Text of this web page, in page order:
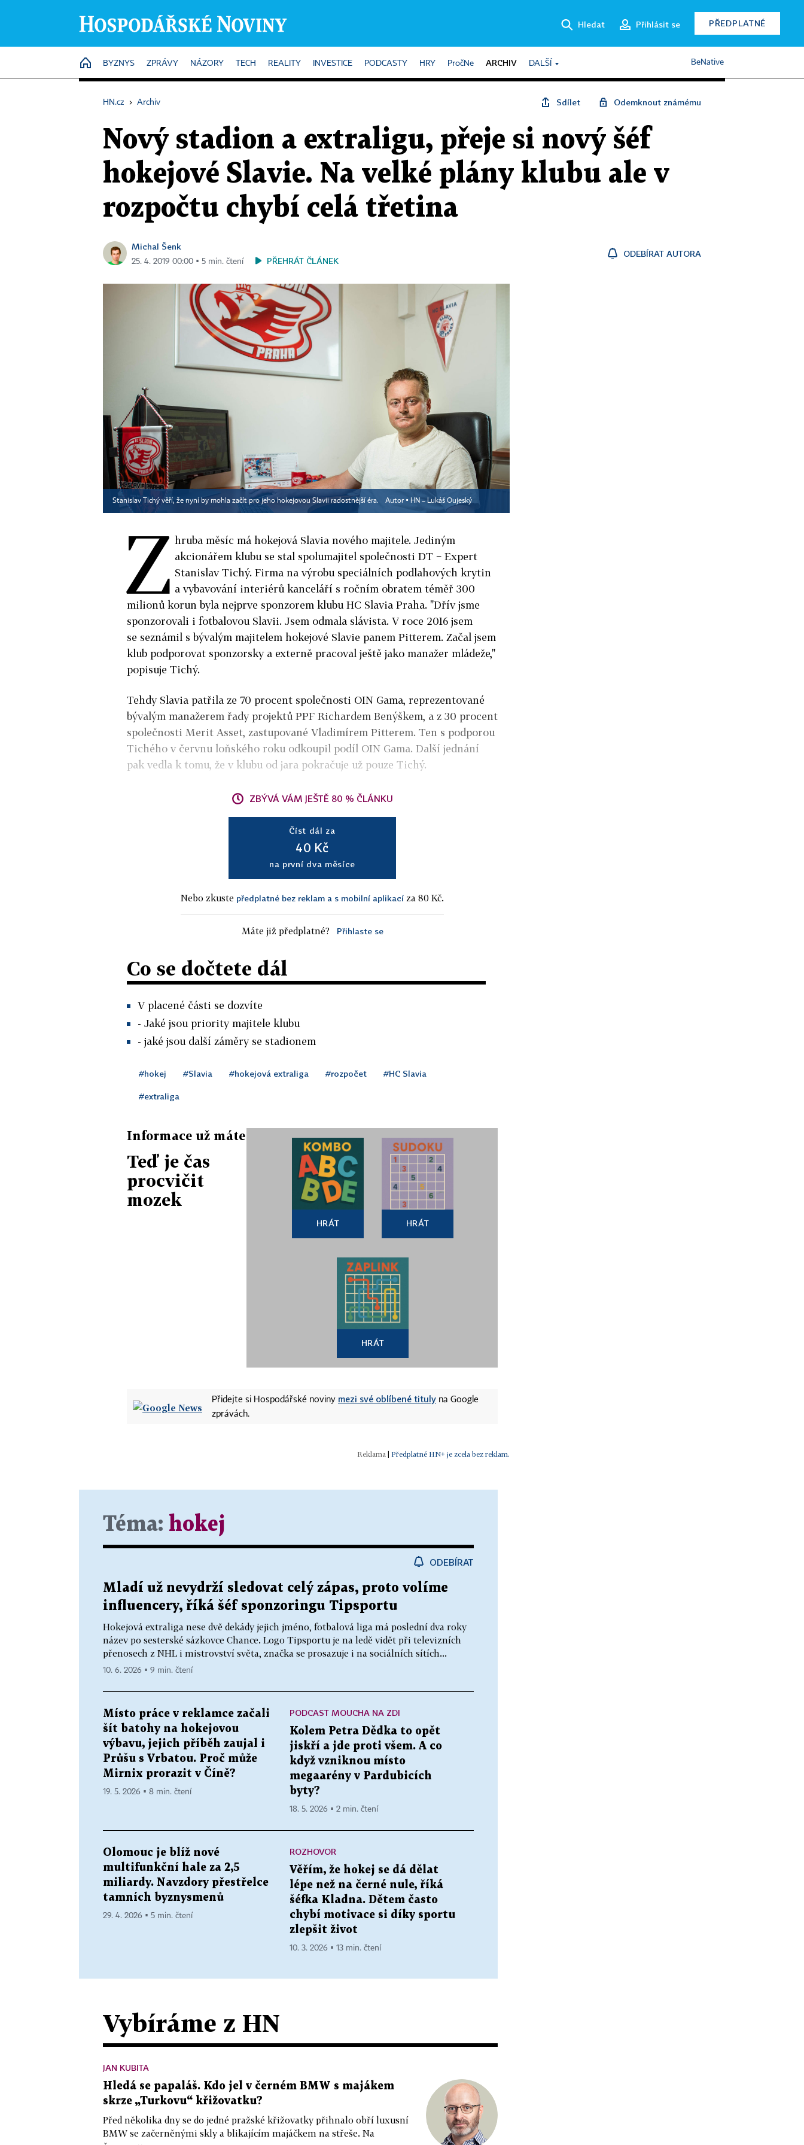
Hledat Přihlásit se PŘEDPLATNÉ
HOME
BYZNYS ZPRÁVY NÁZORY TECH REALITY INVESTICE PODCASTY HRY PročNe ARCHIV DALŠÍ BeNative
HN.cz › Archiv Sdílet Odemknout známému
Nový stadion a extraligu, přeje si nový šéf
hokejové Slavie. Na velké plány klubu ale v
rozpočtu chybí celá třetina
Michal Šenk
25. 4. 2019 00:00 ▪ 5 min. čtení PŘEHRÁT ČLÁNEK
ODEBÍRAT AUTORA
Stanislav Tichý věří, že nyní by mohla začít pro jeho hokejovou Slavii radostnější éra. Autor ▪ HN – Lukáš Oujeský
Z hruba měsíc má hokejová Slavia nového majitele. Jediným
akcionářem klubu se stal spolumajitel společnosti DT − Expert
Stanislav Tichý. Firma na výrobu speciálních podlahových krytin
a vybavování interiérů kanceláří s ročním obratem téměř 300
milionů korun byla nejprve sponzorem klubu HC Slavia Praha. "Dřív jsme
sponzorovali i fotbalovou Slavii. Jsem odmala slávista. V roce 2016 jsem
se seznámil s bývalým majitelem hokejové Slavie panem Pitterem. Začal jsem
klub podporovat sponzorsky a externě pracoval ještě jako manažer mládeže,"
popisuje Tichý.
Tehdy Slavia patřila ze 70 procent společnosti OIN Gama, reprezentované
bývalým manažerem řady projektů PPF Richardem Benýškem, a z 30 procent
společnosti Merit Asset, zastupované Vladimírem Pitterem. Ten s podporou
Tichého v červnu loňského roku odkoupil podíl OIN Gama. Další jednání
pak vedla k tomu, že v klubu od jara pokračuje už pouze Tichý.
ZBÝVÁ VÁM JEŠTĚ 80 % ČLÁNKU
Číst dál za
40 Kč
na první dva měsíce
Nebo zkuste předplatné bez reklam a s mobilní aplikací za 80 Kč.
Máte již předplatné? Přihlaste se
Co se dočtete dál
V placené části se dozvíte
- Jaké jsou priority majitele klubu
- jaké jsou další záměry se stadionem
#hokej #Slavia #hokejová extraliga #rozpočet #HC Slavia
#extraliga
Informace už máte
Teď je čas
procvičit
mozek
HRÁT HRÁT
HRÁT
Přidejte si Hospodářské noviny mezi své oblíbené tituly na Google
zprávách.
| Předplatné HN+ je zcela bez reklam.
Téma: hokej
ODEBÍRAT
Mladí už nevydrží sledovat celý zápas, proto volíme
influencery, říká šéf sponzoringu Tipsportu
Hokejová extraliga nese dvě dekády jejich jméno, fotbalová liga má poslední dva roky
název po sesterské sázkovce Chance. Logo Tipsportu je na ledě vidět při televizních
přenosech z NHL i mistrovství světa, značka se prosazuje i na sociálních sítích...
10. 6. 2026 ▪ 9 min. čtení
Místo práce v reklamce začali
šít batohy na hokejovou
výbavu, jejich příběh zaujal i
Průšu s Vrbatou. Proč může
Mirnix prorazit v Číně?
19. 5. 2026 ▪ 8 min. čtení
PODCAST MOUCHA NA ZDI
Kolem Petra Dědka to opět
jiskří a jde proti všem. A co
když vzniknou místo
megaarény v Pardubicích
byty?
18. 5. 2026 ▪ 2 min. čtení
Olomouc je blíž nové
multifunkční hale za 2,5
miliardy. Navzdory přestřelce
tamních byznysmenů
29. 4. 2026 ▪ 5 min. čtení
ROZHOVOR
Věřím, že hokej se dá dělat
lépe než na černé nule, říká
šéfka Kladna. Dětem často
chybí motivace si díky sportu
zlepšit život
10. 3. 2026 ▪ 13 min. čtení
Vybíráme z HN
JAN KUBITA
Hledá se papaláš. Kdo jel v černém BMW s majákem
skrze „Turkovu“ křižovatku?
Před několika dny se do jedné pražské křižovatky přihnalo obří luxusní
BMW se začerněnými skly a blikajícím majáčkem na střeše. Na